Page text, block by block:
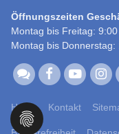
Öffnungszeiten
Montag bis Freitag:
Montag bis
Home Kontakt